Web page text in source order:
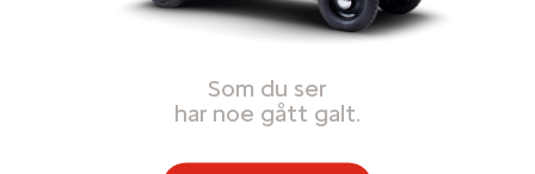
Som du ser
har noe gått galt.